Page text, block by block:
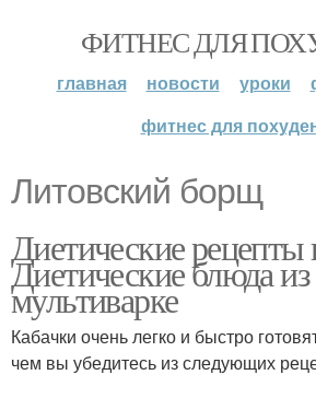
ФИТНЕС ДЛЯ
главная новости уроки
фитнес для
Литовский борщ
Диетические рецепты
Диетические блюда из
мультиварке
Кабачки очень легко и быстро
чем вы убедитесь из следующих